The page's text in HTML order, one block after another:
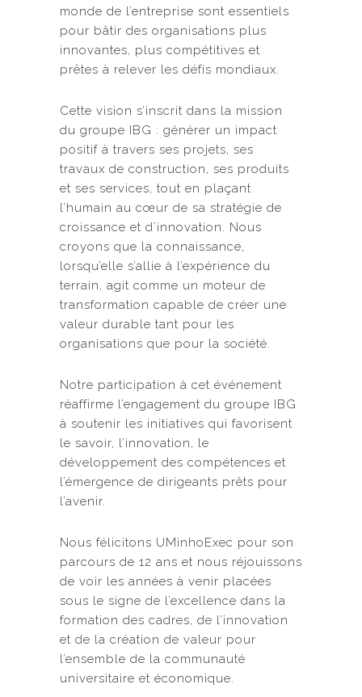
monde de l’entreprise sont essentiels
pour bâtir des organisations plus
innovantes, plus compétitives et
prêtes à relever les défis mondiaux.
Cette vision s’inscrit dans la mission
du groupe IBG : générer un impact
positif à travers ses projets, ses
travaux de construction, ses produits
et ses services, tout en plaçant
l’humain au cœur de sa stratégie de
croissance et d’innovation. Nous
croyons que la connaissance,
lorsqu’elle s’allie à l’expérience du
terrain, agit comme un moteur de
transformation capable de créer une
valeur durable tant pour les
organisations que pour la société.
Notre participation à cet événement
réaffirme l’engagement du groupe IBG
à soutenir les initiatives qui favorisent
le savoir, l’innovation, le
développement des compétences et
l’émergence de dirigeants prêts pour
l’avenir.
Nous félicitons UMinhoExec pour son
parcours de 12 ans et nous réjouissons
de voir les années à venir placées
sous le signe de l’excellence dans la
formation des cadres, de l’innovation
et de la création de valeur pour
l’ensemble de la communauté
universitaire et économique.